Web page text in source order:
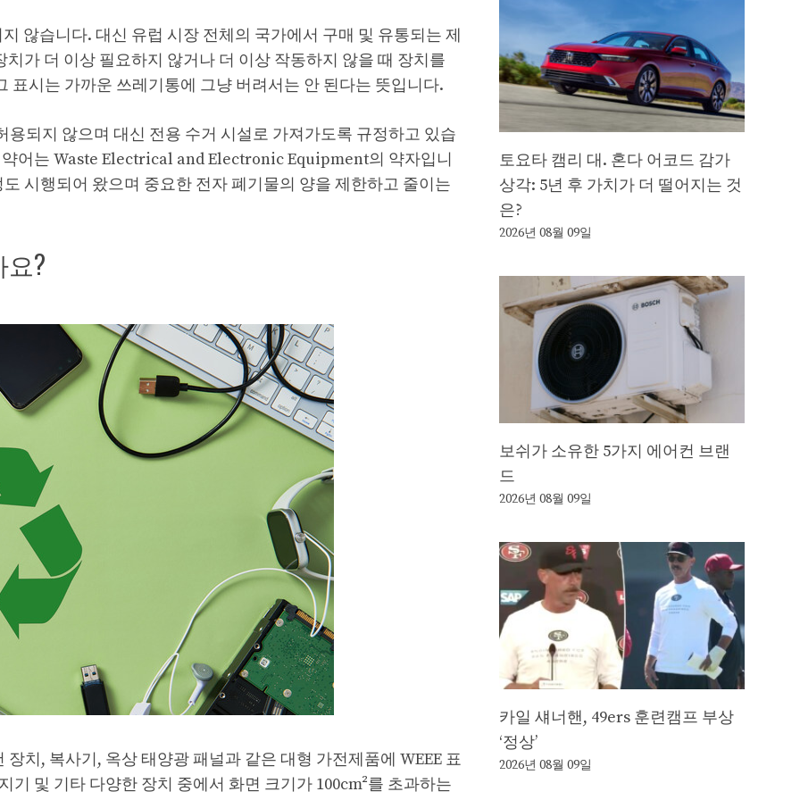
않습니다. 대신 유럽 시장 전체의 국가에서 구매 및 유통되는 제
가 더 이상 필요하지 않거나 더 이상 작동하지 않을 때 장치를
표시는 가까운 쓰레기통에 그냥 버려서는 안 된다는 뜻입니다.
되지 않으며 대신 전용 수거 시설로 가져가도록 규정하고 있습
어는 Waste Electrical and Electronic Equipment의 약자입니
시행되어 왔으며 중요한 전자 폐기물의 양을 제한하고 줄이는
?
치, 복사기, 옥상 태양광 패널과 같은 대형 가전제품에 WEEE 표
및 기타 다양한 장치 중에서 화면 크기가 100cm²를 초과하는
토요타 캠리 대. 혼다 어코드 감가
상각: 5년 후 가치가 더 떨어지는 것
은?
2026년 08월 09일
보쉬가 소유한 5가지 에어컨 브랜
드
2026년 08월 09일
카일 섀너핸, 49ers 훈련캠프 부상
‘정상’
2026년 08월 09일